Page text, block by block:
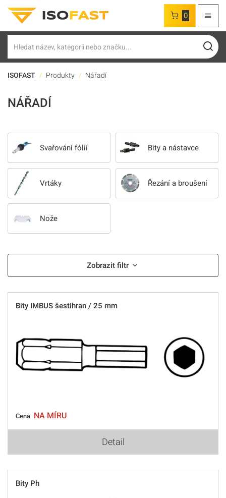
0
ISOFAST Produkty Nářadí
NÁŘADÍ
Svařování fólií Bity a nástavce
Vrtáky Řezání a broušení
Nože
Zobrazit filtr
Bity IMBUS šestihran / 25 mm
Cena NA MÍRU
Detail
Bity Ph